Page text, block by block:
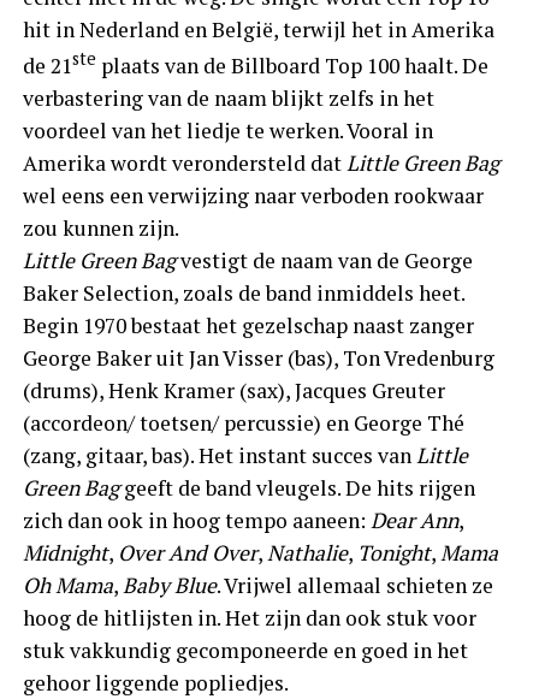
hit in Nederland en België, terwijl het in Amerika
de 21ste plaats van de Billboard Top 100 haalt. De
verbastering van de naam blijkt zelfs in het
voordeel van het liedje te werken. Vooral in
Amerika wordt verondersteld dat Little Green Bag
wel eens een verwijzing naar verboden rookwaar
zou kunnen zijn.
Little Green Bagvestigt de naam van de George
Baker Selection, zoals de band inmiddels heet.
Begin 1970 bestaat het gezelschap naast zanger
George Baker uit Jan Visser (bas), Ton Vredenburg
(drums), Henk Kramer (sax), Jacques Greuter
(accordeon/ toetsen/ percussie) en George Thé
(zang, gitaar, bas). Het instant succes van Little
Green Baggeeft de band vleugels. De hits rijgen
zich dan ook in hoog tempo aaneen: Dear Ann,
Midnight, Over And Over, Nathalie, Tonight, Mama
Oh Mama, Baby Blue. Vrijwel allemaal schieten ze
hoog de hitlijsten in. Het zijn dan ook stuk voor
stuk vakkundig gecomponeerde en goed in het
gehoor liggende popliedjes.